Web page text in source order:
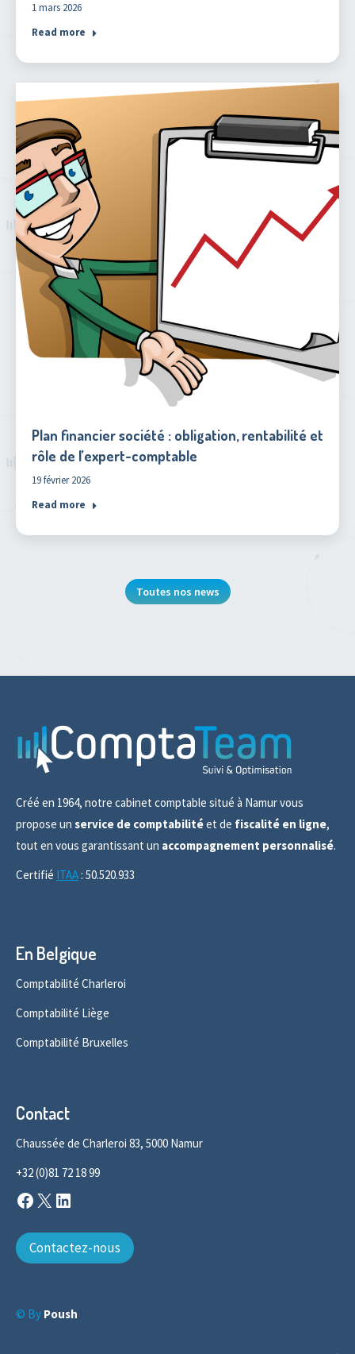
1 mars 2026
Read more
Plan financier société : obligation, rentabilité et
rôle de l’expert-comptable
19 février 2026
Read more
Toutes nos news
Créé en 1964, notre cabinet comptable situé à Namur vous
propose un service de comptabilitéet de fiscalité en ligne,
tout en vous garantissant un accompagnement personnalisé.
Certifié ITAA : 50.520.933
En Belgique
Comptabilité Charleroi
Comptabilité Liège
Comptabilité Bruxelles
Contact
Chaussée de Charleroi 83, 5000 Namur
+32 (0)81 72 18 99
Facebook
X
Contactez-nous
© By Poush